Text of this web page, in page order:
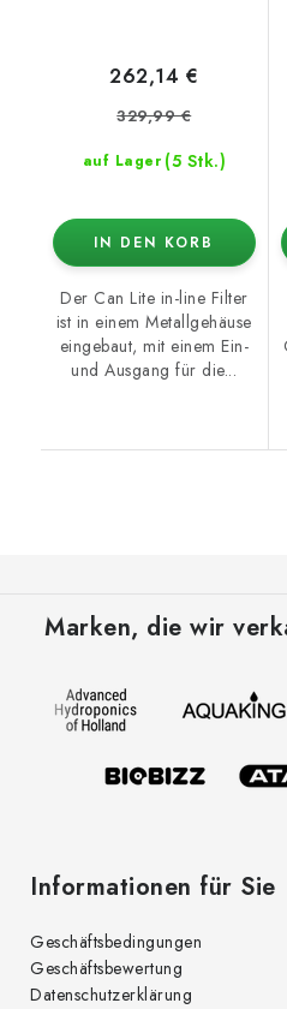
auf Lager (5 Stk.)
262,14 €
329,99 €
IN DEN KORB
Der Can Lite in-line Filter
ist in einem Metallgehäuse
eingebaut, mit einem Ein-
und Ausgang für die...
Marken, die wir
Informationen für Sie
Geschäftsbedingungen
Geschäftsbewertung
Datenschutzerklärung